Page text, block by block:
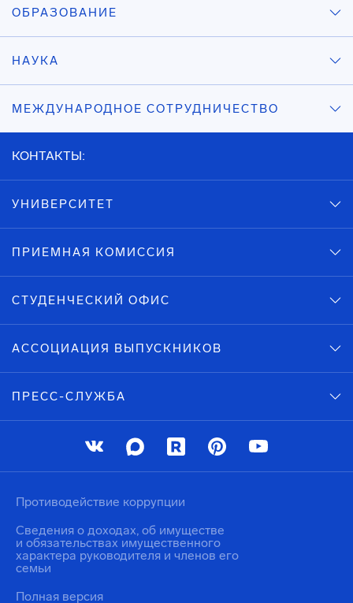
ОБРАЗОВАНИЕ
НАУКА
МЕЖДУНАРОДНОЕ СОТРУДНИЧЕСТВО
КОНТАКТЫ:
УНИВЕРСИТЕТ
ПРИЕМНАЯ КОМИССИЯ
СТУДЕНЧЕСКИЙ ОФИС
АССОЦИАЦИЯ ВЫПУСКНИКОВ
ПРЕСС-СЛУЖБА
Противодействие коррупции
Сведения о доходах, об имуществе
и обязательствах имущественного
характера руководителя и членов его
семьи
Полная версия